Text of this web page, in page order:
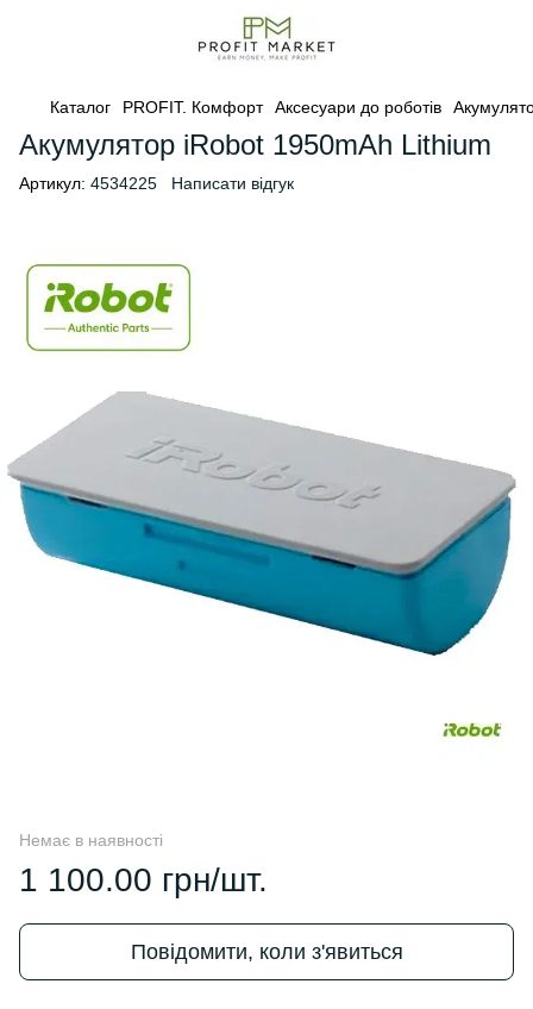
Каталог PROFIT. Комфорт Аксесуари до роботів
Акумулятор iRobot 1950mAh Lithium
Артикул: 4534225 Написати відгук
Немає в наявності
1 100.00 грн/шт.
Повідомити, коли з'явиться